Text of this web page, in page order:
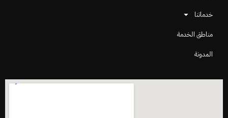
خدماتنا
مناطق الخدمة
المدونة